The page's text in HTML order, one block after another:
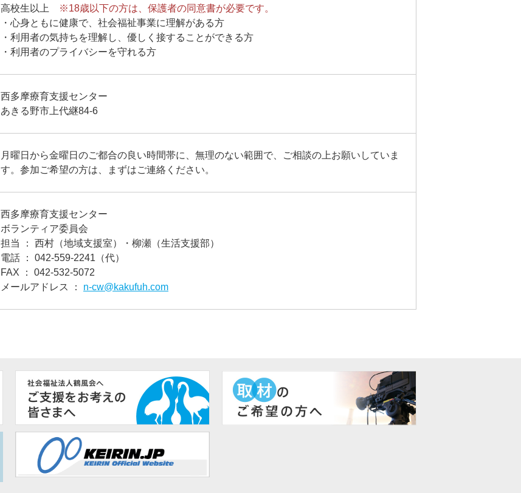
高校生以上
※18歳以下の方は、保護者の同意書が必要です。
・心身ともに健康で、社会福祉事業に理解がある方
・利用者の気持ちを理解し、優しく接することができる方
・利用者のプライバシーを守れる方
西多摩療育支援センター
あきる野市上代継84-6
月曜日から金曜日のご都合の良い時間帯に、無理のない範囲で、ご相談の上お願いしていま
す。参加ご希望の方は、まずはご連絡ください。
西多摩療育支援センター
ボランティア委員会
担当 ： 西村（地域支援室）・柳瀬（生活支援部）
電話 ： 042-559-2241 （代）
FAX ： 042-532-5072
メールアドレス ： n-cw@kakufuh.com